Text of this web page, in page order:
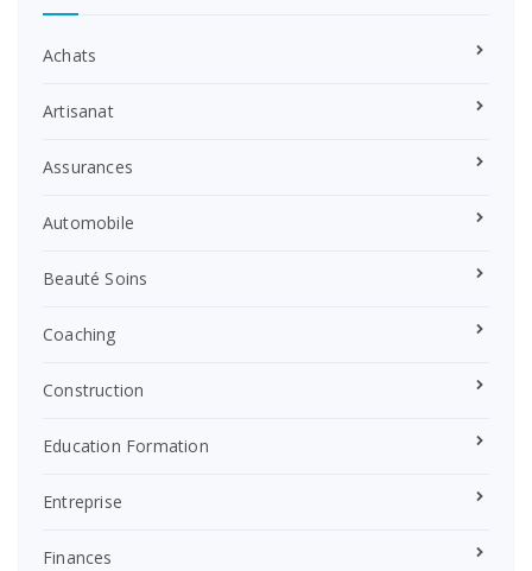
Achats
Artisanat
Assurances
Automobile
Beauté Soins
Coaching
Construction
Education Formation
Entreprise
Finances